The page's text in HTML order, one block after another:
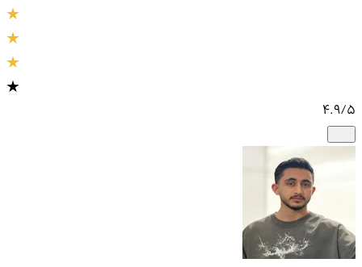
4.9/5